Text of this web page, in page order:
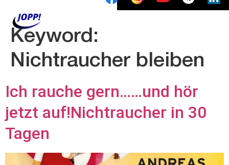
Keyword:
Nichtraucher bleiben
Ich rauche gern……und hör
jetzt auf!Nichtraucher in 30
Tagen